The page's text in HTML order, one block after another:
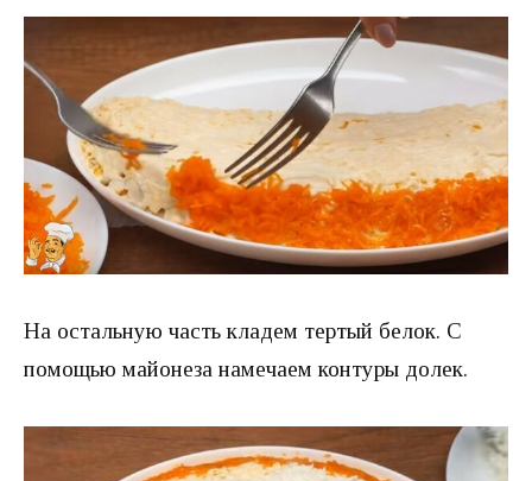
На остальную часть кладем тертый белок. С
помощью майонеза намечаем контуры долек.